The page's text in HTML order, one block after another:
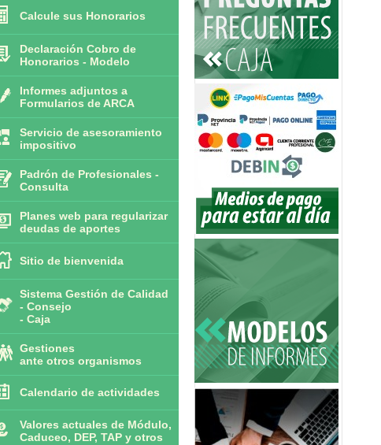
Calcule sus Honorarios
Declaración Cobro de
Honorarios - Modelo
Informes adjuntos a
Formularios de ARCA
Servicio de asesoramiento
impositivo
Padrón de Profesionales -
Consulta
Planes web para regularizar
deudas de aportes
Sitio de bienvenida
Sistema Gestión de Calidad
- Consejo
- Caja
Gestiones
ante otros organismos
Calendario de actividades
Valores actuales de Módulo,
Caduceo, DEP, TAP y otros